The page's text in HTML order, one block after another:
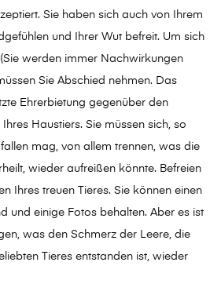
Sie haben sich auch von Ihrem
und Ihrer Wut befreit. Um sich
werden immer Nachwirkungen
Sie Abschied nehmen. Das
Ehrerbietung gegenüber den
Haustiers. Sie müssen sich, so
mag, von allem trennen, was die
wieder aufreißen könnte. Befreien
Ihres treuen Tieres. Sie können einen
und einige Fotos behalten. Aber es ist
was den Schmerz der Leere, die
Tieres entstanden ist, wieder